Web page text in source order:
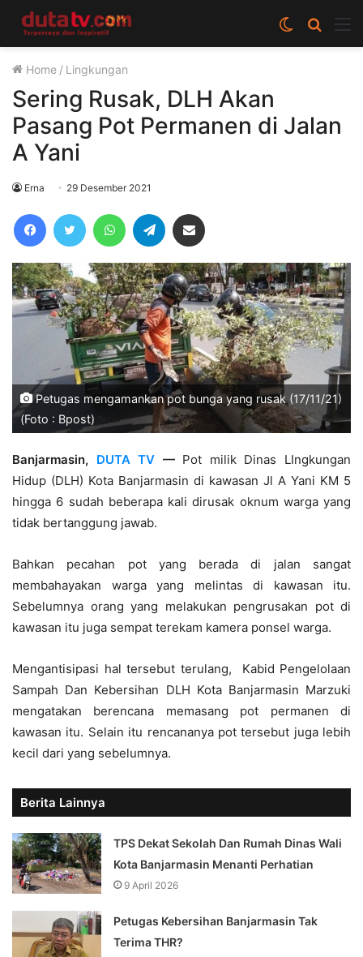
Cari
berita
Switch
skin
Home / Lingkungan
Sering Rusak, DLH Akan
Pasang Pot Permanen di Jalan
A Yani
Erna 29 Desember 2021
FacebookTwitter WhatsAppTelegram
Petugas mengamankan pot bunga yang rusak (17/11/21)
(Foto : Bpost)
Banjarmasin, DUTA TV —Pot milik Dinas LIngkungan
Hidup (DLH) Kota Banjarmasin di kawasan Jl A Yani KM 5
hingga 6 sudah beberapa kali dirusak oknum warga yang
tidak bertanggung jawab.
Bahkan pecahan pot yang berada di jalan sangat
membahayakan warga yang melintas di kawasan itu.
Sebelumnya orang yang melakukan pengrusakan pot di
kawasan itu juga sempat terekam kamera ponsel warga.
Mengantisipasi hal tersebut terulang, Kabid Pengelolaan
Sampah Dan Kebersihan DLH Kota Banjarmasin Marzuki
mengatakan berencana memasang pot permanen di
kawasan itu. Selain itu rencananya pot tersebut juga lebih
kecil dari yang sebelumnya.
Berita Lainnya
TPS Dekat Sekolah Dan Rumah Dinas Wali
Kota Banjarmasin Menanti Perhatian
9 April 2026
Petugas Kebersihan Banjarmasin Tak
Terima THR?